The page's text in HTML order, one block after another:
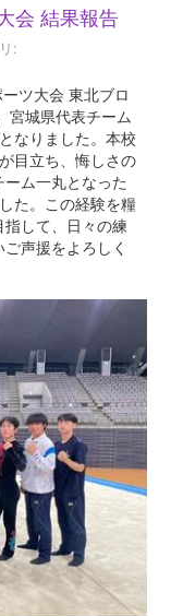
会 結果報告
:
ツ大会 東北ブロ
宮城県代表チーム
なりました。本校
目立ち、悔しさの
ム一丸となった
た。この経験を糧
して、日々の練
声援をよろしく